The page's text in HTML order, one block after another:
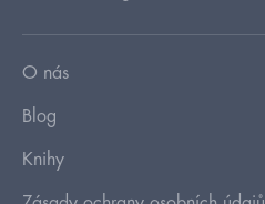
O nás
Blog
Knihy